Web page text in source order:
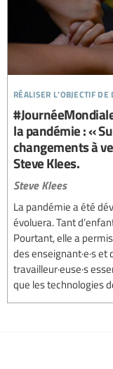
réaliser l’objectif de
la pandémie : «
changements à
Steve Klees.
Steve Klees
La pandémie a été
évoluera. Tant
Pourtant, elle a
des enseignant·e·s
travailleur·euse·s
que les technologies